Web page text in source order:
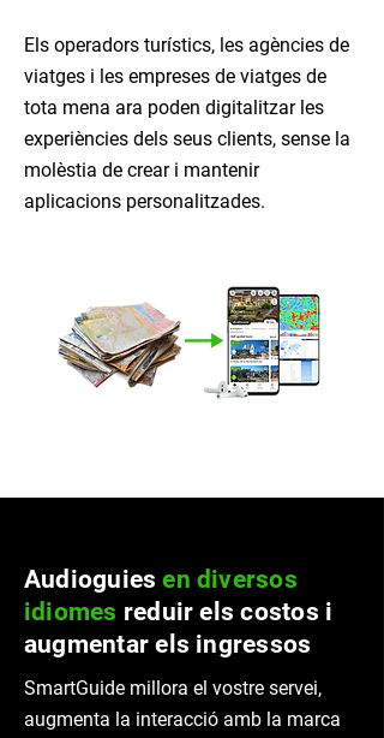
Els operadors turístics, les agències de
viatges i les empreses de viatges de
tota mena ara poden digitalitzar les
experiències dels seus clients, sense la
molèstia de crear i mantenir
aplicacions personalitzades.
Audioguies en diversos
idiomes reduir els costos i
augmentar els ingressos
SmartGuide millora el vostre servei,
augmenta la interacció amb la marca